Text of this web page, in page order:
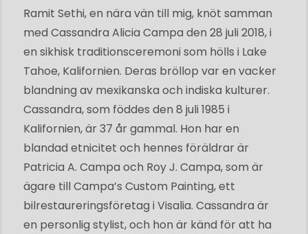
Ramit Sethi, en nära vän till mig, knöt samman
med Cassandra Alicia Campa den 28 juli 2018, i
en sikhisk traditionsceremoni som hölls i Lake
Tahoe, Kalifornien. Deras bröllop var en vacker
blandning av mexikanska och indiska kulturer.
Cassandra, som föddes den 8 juli 1985 i
Kalifornien, är 37 år gammal. Hon har en
blandad etnicitet och hennes föräldrar är
Patricia A. Campa och Roy J. Campa, som är
ägare till Campa’s Custom Painting, ett
bilrestaureringsföretag i Visalia. Cassandra är
en personlig stylist, och hon är känd för att ha